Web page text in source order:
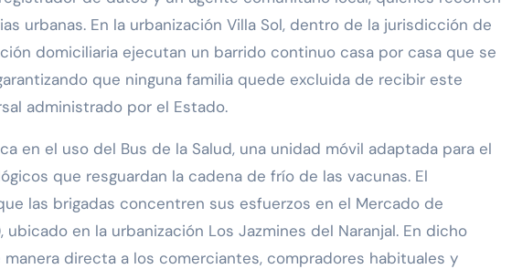
urbanas. En la urbanización Villa Sol, dentro de la jurisdicción de
domiciliaria ejecutan un barrido continuo casa por casa que se
que ninguna familia quede excluida de recibir este
administrado por el Estado.
en el uso del Bus de la Salud, una unidad móvil adaptada para el
que resguardan la cadena de frío de las vacunas. El
las brigadas concentren sus esfuerzos en el Mercado de
en la urbanización Los Jazmines del Naranjal. En dicho
directa a los comerciantes, compradores habituales y